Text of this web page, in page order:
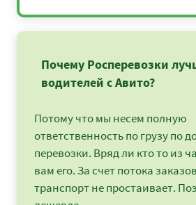
Почему Росперевозки
водителей с Авито?
Потому что мы несем полную
ответственность по грузу по
перевозки. Вряд ли кто то из
вам его. За счет потока
транспорт не простаивает.